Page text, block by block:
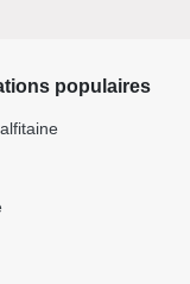
populaires